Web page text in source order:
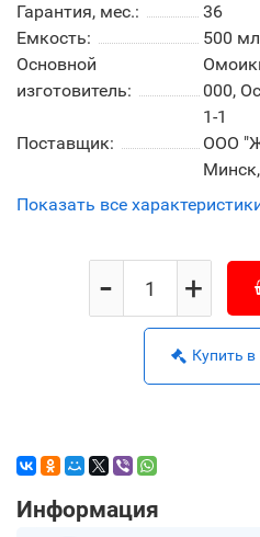
Гарантия, мес.:
36
Емкость:
500 мл
Основной
изготовитель:
000,
1-1
Поставщик:
ООО
Показать все
+
-
Купить в
Информация